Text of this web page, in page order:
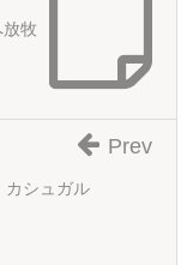
放牧
シュガル
Prev